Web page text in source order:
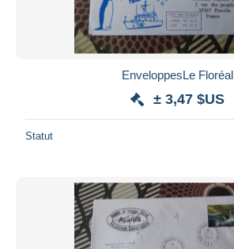
EnveloppesLe Floréal
± 3,47 $US
Statut